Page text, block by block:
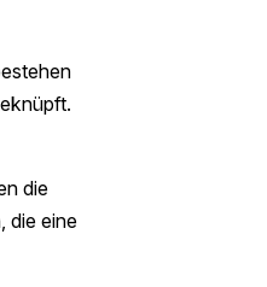
die
die eine